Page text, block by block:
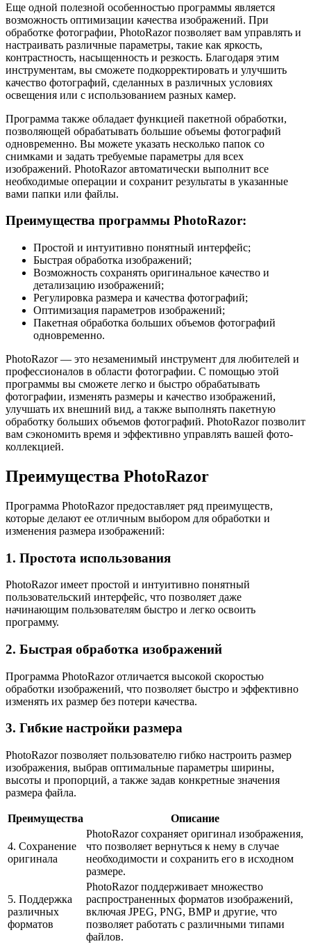
Еще одной полезной особенностью программы является
возможность оптимизации качества изображений. При
обработке фотографии, PhotoRazor позволяет вам управлять и
настраивать различные параметры, такие как яркость,
контрастность, насыщенность и резкость. Благодаря этим
инструментам, вы сможете подкорректировать и улучшить
качество фотографий, сделанных в различных условиях
освещения или с использованием разных камер.
Программа также обладает функцией пакетной обработки,
позволяющей обрабатывать большие объемы фотографий
одновременно. Вы можете указать несколько папок со
снимками и задать требуемые параметры для всех
изображений. PhotoRazor автоматически выполнит все
необходимые операции и сохранит результаты в указанные
вами папки или файлы.
Преимущества программы PhotoRazor:
Простой и интуитивно понятный интерфейс;
Быстрая обработка изображений;
Возможность сохранять оригинальное качество и
детализацию изображений;
Регулировка размера и качества фотографий;
Оптимизация параметров изображений;
Пакетная обработка больших объемов фотографий
одновременно.
PhotoRazor — это незаменимый инструмент для любителей и
профессионалов в области фотографии. С помощью этой
программы вы сможете легко и быстро обрабатывать
фотографии, изменять размеры и качество изображений,
улучшать их внешний вид, а также выполнять пакетную
обработку больших объемов фотографий. PhotoRazor позволит
вам сэкономить время и эффективно управлять вашей фото-
коллекцией.
Преимущества PhotoRazor
Программа PhotoRazor предоставляет ряд преимуществ,
которые делают ее отличным выбором для обработки и
изменения размера изображений:
1. Простота использования
PhotoRazor имеет простой и интуитивно понятный
пользовательский интерфейс, что позволяет даже
начинающим пользователям быстро и легко освоить
программу.
2. Быстрая обработка изображений
Программа PhotoRazor отличается высокой скоростью
обработки изображений, что позволяет быстро и эффективно
изменять их размер без потери качества.
3. Гибкие настройки размера
PhotoRazor позволяет пользователю гибко настроить размер
изображения, выбрав оптимальные параметры ширины,
высоты и пропорций, а также задав конкретные значения
размера файла.
Преимущества Описание
4. Сохранение
оригинала
PhotoRazor сохраняет оригинал изображения,
что позволяет вернуться к нему в случае
необходимости и сохранить его в исходном
размере.
5. Поддержка
различных
форматов
PhotoRazor поддерживает множество
распространенных форматов изображений,
включая JPEG, PNG, BMP и другие, что
позволяет работать с различными типами
файлов.